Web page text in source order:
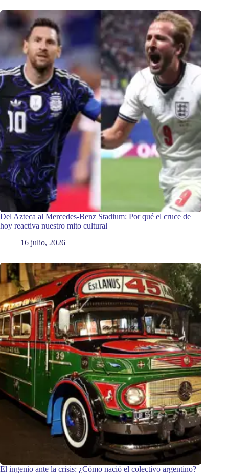
Del Azteca al Mercedes-Benz Stadium: Por qué el cruce de
hoy reactiva nuestro mito cultural
16 julio, 2026
El ingenio ante la crisis: ¿Cómo nació el colectivo argentino?